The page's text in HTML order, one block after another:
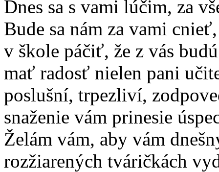
Dnes sa s vami lúčim, za
Bude sa nám za vami
v škole páčiť, že z vás
mať radosť nielen pani
poslušní, trpezliví,
snaženie vám prinesie
Želám vám, aby vám
rozžiarených tváričkách